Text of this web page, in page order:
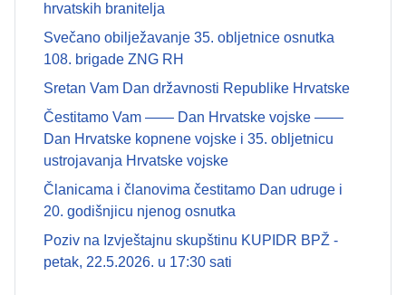
hrvatskih branitelja
Svečano obilježavanje 35. obljetnice osnutka
108. brigade ZNG RH
Sretan Vam Dan državnosti Republike Hrvatske
Čestitamo Vam —— Dan Hrvatske vojske ——
Dan Hrvatske kopnene vojske i 35. obljetnicu
ustrojavanja Hrvatske vojske
Članicama i članovima čestitamo Dan udruge i
20. godišnjicu njenog osnutka
Poziv na Izvještajnu skupštinu KUPIDR BPŽ -
petak, 22.5.2026. u 17:30 sati